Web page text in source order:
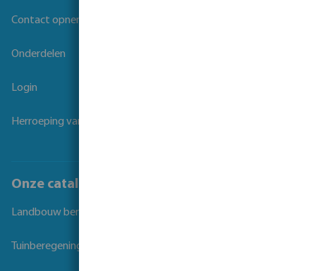
Contact opnemen
Onderdelen
Login
Herroeping van overeenkomst
Onze catalogi
Landbouw beregening
Tuinberegening